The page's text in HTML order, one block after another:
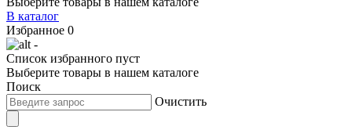
В каталог
Избранное 0
-
Список избранного пуст
Выберите товары в нашем каталоге
Поиск
Очистить